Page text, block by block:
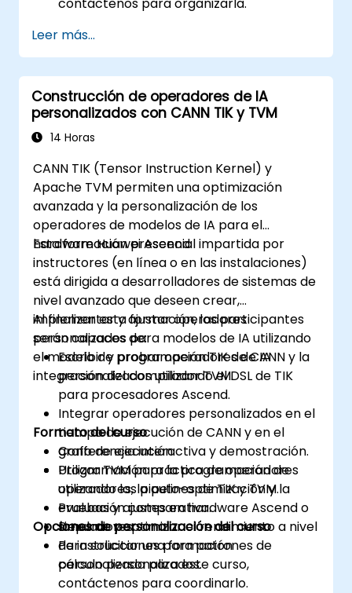
Leer más...
Construcción de operadores de IA
personalizados con CANN TIK y TVM
14 Horas
CANN TIK (Tensor Instruction Kernel) y
Apache TVM permiten una optimización
avanzada y la personalización de los
operadores de modelos de IA para el
hardware Huawei Ascend.
Esta formación presencial impartida por
instructores (en línea o en las instalaciones)
está dirigida a desarrolladores de sistemas de
nivel avanzado que deseen crear,
implementar y ajustar operadores
personalizados para modelos de IA utilizando
el modelo de programación TIK de CANN y la
integración del compilador TVM.
Al finalizar esta formación, los participantes
serán capaces de:
Escribir y probar operadores de IA
personalizados utilizando el DSL de TIK
para procesadores Ascend.
Integrar operadores personalizados en el
tiempo de ejecución de CANN y en el
grafo de ejecución.
Utilizar TVM para la programación de
operadores, la auto-optimización y la
evaluación comparativa.
Depurar y optimizar el rendimiento a nivel
de instrucciones para patrones de
cálculo personalizados.
Formato del curso
Conferencia interactiva y demostración.
Programación práctica de operadores
utilizando los pipelines de TIK y TVM.
Pruebas y ajustes en hardware Ascend o
simuladores.
Opciones de personalización del curso
Para solicitar una formación
personalizada para este curso,
contáctenos para coordinarlo.